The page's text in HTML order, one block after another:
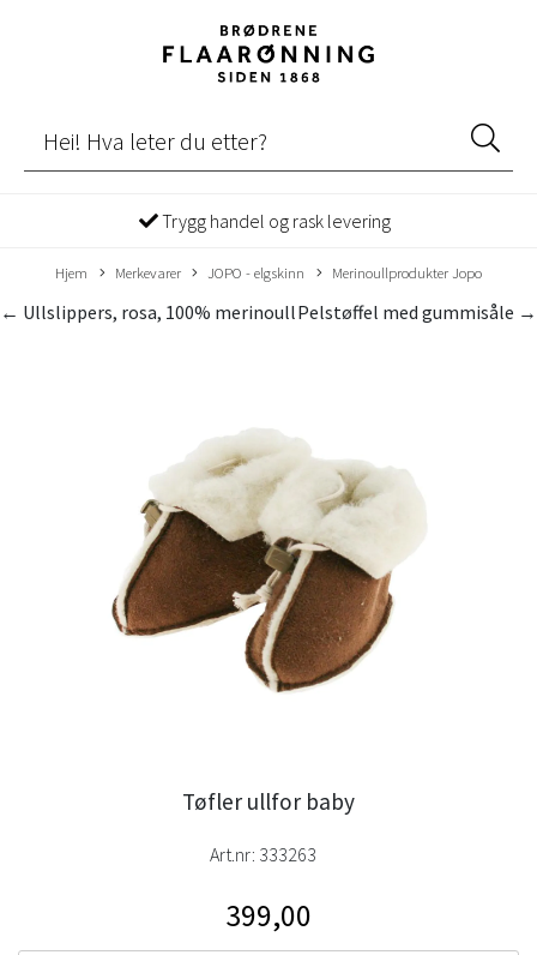
Trygg handel og rask levering
Hjem Merkevarer JOPO - elgskinn Merinoullprodukter Jopo
Pelstøffel med gummisåle →
← Ullslippers, rosa, 100% merinoull
Tøfler ullfor baby
Art.nr: 333263
399,00